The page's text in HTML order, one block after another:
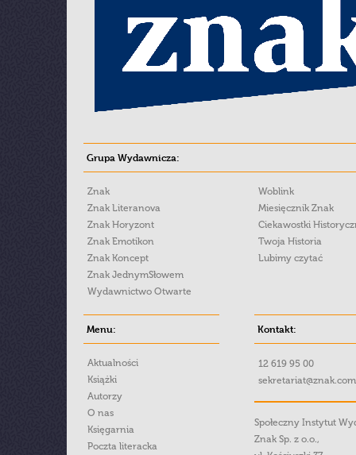
Grupa Wydawnicza:
Znak
Znak Literanova
Znak Horyzont
Znak Emotikon
Znak Koncept
Znak JednymSłowem
Wydawnictwo Otwarte
Woblink
Miesięcznik Znak
Ciekawostki
Twoja Historia
Lubimy czytać
Menu:
Aktualności
Książki
Autorzy
O nas
Księgarnia
Poczta literacka
Kontakt:
12 619 95 00
Społeczny Instytut
Znak Sp. z o.o.,